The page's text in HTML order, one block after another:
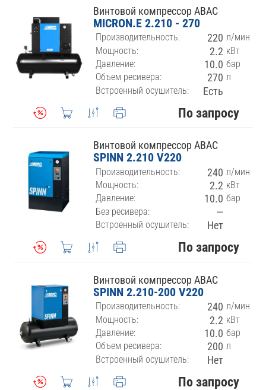
Винтовой компрессор ABAC
MICRON.E 2.210 - 270
Производительность: 220 л/мин
Мощность:
2.2 кВт
Давление:
10.0 бар
Объем ресивера:
270 л
Встроенный осушитель:
Есть
По запросу
Винтовой компрессор ABAC
SPINN 2.210 V220
Производительность: 240 л/мин
Мощность:
2.2 кВт
Давление:
10.0 бар
Без ресивера:
—
Встроенный осушитель: Нет
По запросу
Винтовой компрессор ABAC
SPINN 2.210-200 V220
Производительность: 240 л/мин
Мощность:
2.2 кВт
Давление:
10.0 бар
Объем ресивера:
200 л
Встроенный осушитель:
Нет
По запросу